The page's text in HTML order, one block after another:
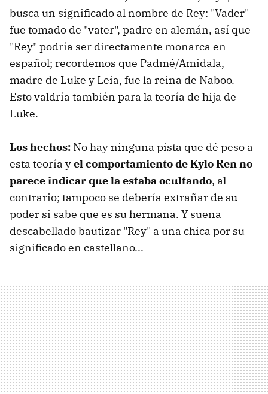
busca un significado al nombre de Rey: "Vader"
fue tomado de "vater", padre en alemán, así que
"Rey" podría ser directamente monarca en
español; recordemos que Padmé/Amidala,
madre de Luke y Leia, fue la reina de Naboo.
Esto valdría también para la teoría de hija de
Luke.
Los hechos: No hay ninguna pista que dé peso a
esta teoría yel comportamiento de Kylo Ren no
parece indicar que la estaba ocultando, al
contrario; tampoco se debería extrañar de su
poder si sabe que es su hermana. Y suena
descabellado bautizar "Rey" a una chica por su
significado en castellano...